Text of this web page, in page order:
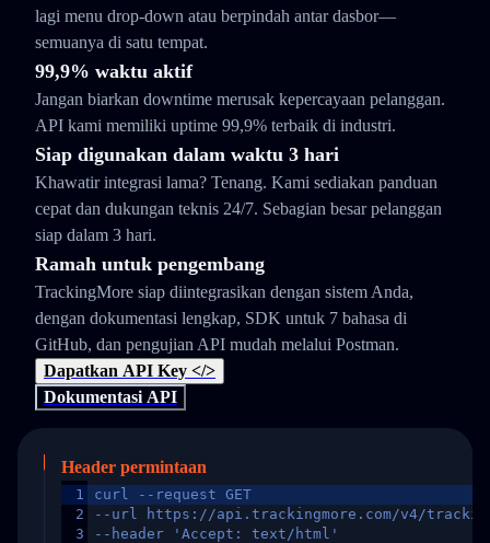
lagi menu drop-down atau berpindah antar dasbor—
semuanya di satu tempat.
99,9% waktu aktif
Jangan biarkan downtime merusak kepercayaan pelanggan.
API kami memiliki uptime 99,9% terbaik di industri.
Siap digunakan dalam waktu 3 hari
Khawatir integrasi lama? Tenang. Kami sediakan panduan
cepat dan dukungan teknis 24/7. Sebagian besar pelanggan
siap dalam 3 hari.
Ramah untuk pengembang
TrackingMore siap diintegrasikan dengan sistem Anda,
dengan dokumentasi lengkap, SDK untuk 7 bahasa di
GitHub, dan pengujian API mudah melalui Postman.
Dapatkan API Key </>
Dokumentasi API
Header permintaan
1
2
3
curl --request GET
--url https://api.trackingmore.com/v4/trackings/
--header 'Accept: text/html'